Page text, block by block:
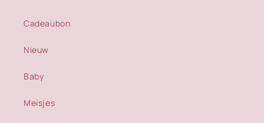
Cadeaubon
Nieuw
Baby
Meisjes